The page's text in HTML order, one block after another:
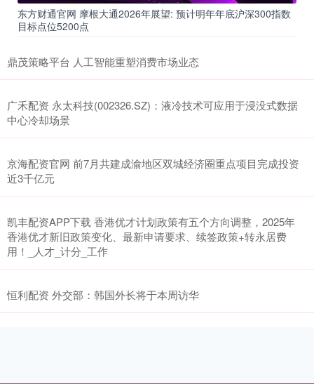
东方财通官网 摩根大通2026年展望: 预计明年年底沪深300指数
目标点位5200点
鼎茂策略平台 人工智能重塑消费市场业态
广禾配资 永太科技(002326.SZ)：液冷技术可应用于浸没式数据
中心冷却场景
京海配资官网 前7月共建成渝地区双城经济圈重点项目完成投资
近3千亿元
凯丰配资APP下载 香港优才计划政策有五个方向调整，2025年
香港优才新旧政策变化、最新申请要求、续签政策+转永居费
用！_人才_计分_工作
恒利配资 外交部：韩国外长将于本周访华